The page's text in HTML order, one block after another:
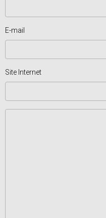
E-mail
Site Internet